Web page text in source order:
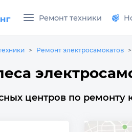
Ремонт техники
Ремонт электросамокатов
центров по ремонту